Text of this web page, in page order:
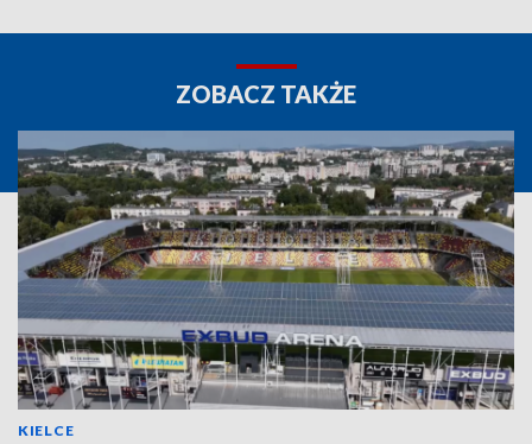
ZOBACZ TAKŻE
KIELCE